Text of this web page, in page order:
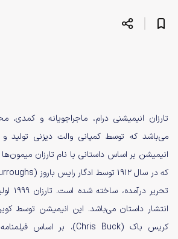
می‌باشد که توسط کمپانی والت دیزنی
انیمیشن بر اساس داستانی با نام تارزان